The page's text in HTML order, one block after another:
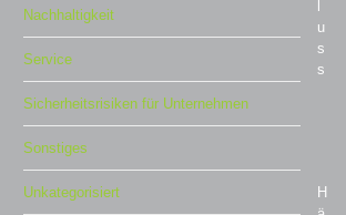
Nachhaltigkeit
Service
Sicherheitsrisiken für Unternehmen
Sonstiges
Unkategorisiert
u
s
s
H